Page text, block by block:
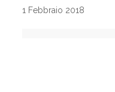
1 Febbraio 2018